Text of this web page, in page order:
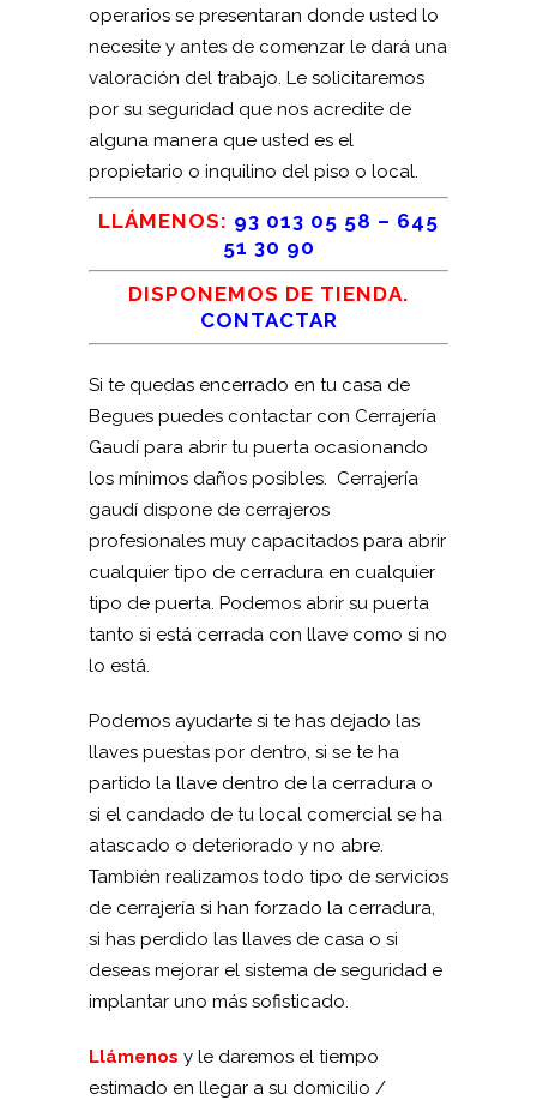
operarios se presentaran donde usted lo
necesite y antes de comenzar le dará una
valoración del trabajo. Le solicitaremos
por su seguridad que nos acredite de
alguna manera que usted es el
propietario o inquilino del piso o local.
LLÁMENOS: 93 013 05 58 – 645
51 30 90
DISPONEMOS DE TIENDA.
CONTACTAR
Si te quedas encerrado en tu casa de
Begues puedes contactar con Cerrajería
Gaudí para abrir tu puerta ocasionando
los mínimos daños posibles. Cerrajería
gaudí dispone de cerrajeros
profesionales muy capacitados para abrir
cualquier tipo de cerradura en cualquier
tipo de puerta. Podemos abrir su puerta
tanto si está cerrada con llave como si no
lo está.
Podemos ayudarte si te has dejado las
llaves puestas por dentro, si se te ha
partido la llave dentro de la cerradura o
si el candado de tu local comercial se ha
atascado o deteriorado y no abre.
También realizamos todo tipo de servicios
de cerrajería si han forzado la cerradura,
si has perdido las llaves de casa o si
deseas mejorar el sistema de seguridad e
implantar uno más sofisticado.
Llámenos y le daremos el tiempo
estimado en llegar a su domicilio /